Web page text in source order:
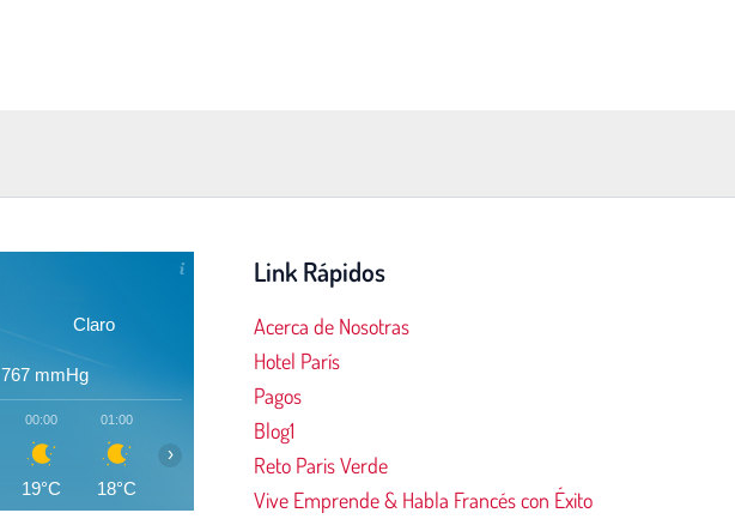
Claro
767 mmHg
00:00
19°C
01:00
18°C
03:00
16°C 15°C 14°C 14°C
›
Link Rápidos
Acerca de Nosotras
Hotel París
Pagos
Blog1
Reto Paris Verde
Vive Emprende & Habla Francés con Éxito